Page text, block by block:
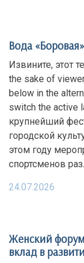
Вода
Извините, этот
the sake of
below in the
switch the active
крупнейший
городской
этом году
спортсменов
24.07.2026
Женский
вклад в